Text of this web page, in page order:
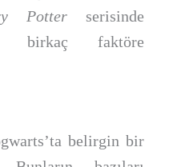
Potter serisinde
birkaç faktöre
belirgin bir